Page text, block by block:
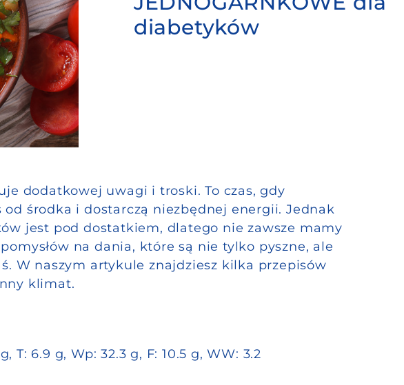
diabetyków
dodatkowej uwagi i troski. To czas, gdy
środka i dostarczą niezbędnej energii. Jednak
jest pod dostatkiem, dlatego nie zawsze mamy
na dania, które są nie tylko pyszne, ale
W naszym artykule znajdziesz kilka przepisów
klimat.
T: 6.9 g, Wp: 32.3 g, F: 10.5 g, WW: 3.2